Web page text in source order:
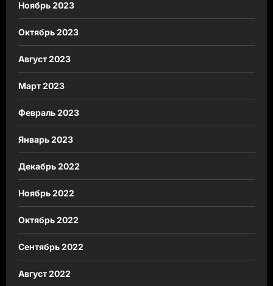
Ноябрь 2023
Октябрь 2023
Август 2023
Март 2023
Февраль 2023
Январь 2023
Декабрь 2022
Ноябрь 2022
Октябрь 2022
Сентябрь 2022
Август 2022